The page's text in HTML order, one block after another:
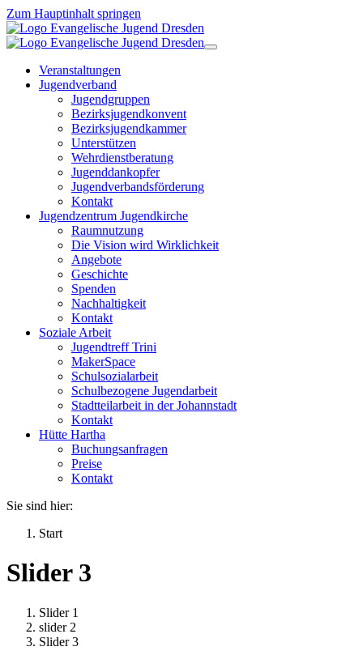
Zum Hauptinhalt springen
Veranstaltungen
Jugendverband
Jugendgruppen
Bezirksjugendkonvent
Bezirksjugendkammer
Unterstützen
Wehrdienstberatung
Jugenddankopfer
Jugendverbandsförderung
Kontakt
Jugendzentrum Jugendkirche
Raumnutzung
Die Vision wird Wirklichkeit
Angebote
Geschichte
Spenden
Nachhaltigkeit
Kontakt
Soziale Arbeit
Jugendtreff Trini
MakerSpace
Schulsozialarbeit
Schulbezogene Jugendarbeit
Stadtteilarbeit in der Johannstadt
Kontakt
Hütte Hartha
Buchungsanfragen
Preise
Kontakt
Sie sind hier:
Start
Slider 3
Slider 1
slider 2
Slider 3